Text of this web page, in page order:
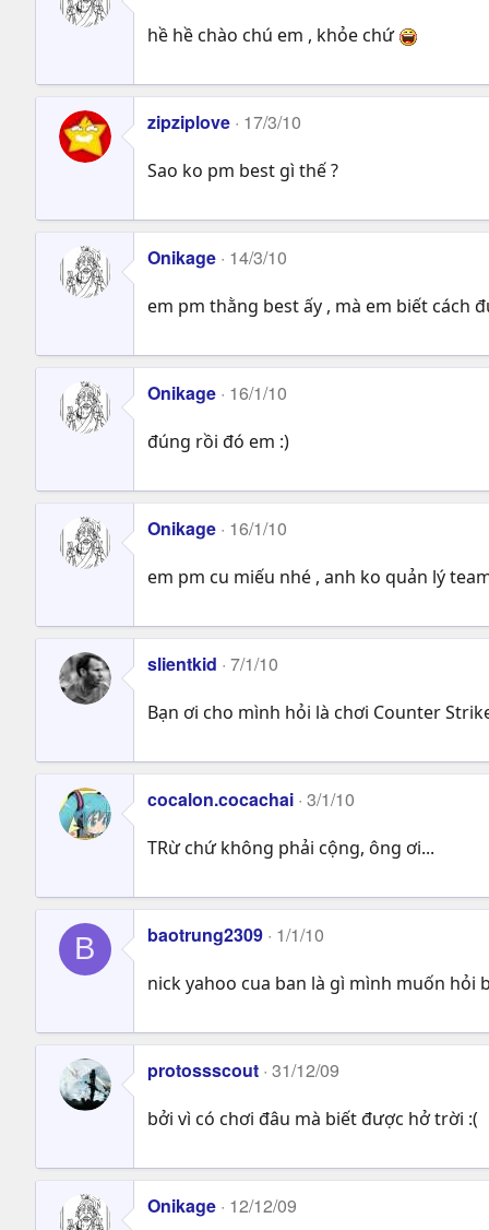
hề hề chào chú em , khỏe chứ
zipziplove 17/3/10
Sao ko pm best gì thế ?
Onikage 14/3/10
em pm thằng best ấy , mà em biết cách
Onikage 16/1/10
đúng rồi đó em :)
Onikage 16/1/10
em pm cu miếu nhé , anh ko quản lý
slientkid 7/1/10
Bạn ơi cho mình hỏi là chơi Counter
cocalon.cocachai 3/1/10
TRừ chứ không phải cộng, ông ơi...
B baotrung2309 1/1/10
nick yahoo cua ban là gì mình muốn hỏi
protossscout 31/12/09
bởi vì có chơi đâu mà biết được hở trời :(
Onikage 12/12/09